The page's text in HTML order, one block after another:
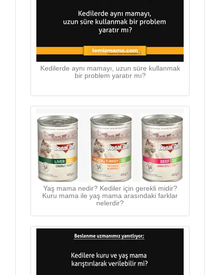
Kedilerde aynı mamayı, uzun süre kullanmak
bir problem yaratır mı?
Yaş mama nedir? Kediler için gerekli midir?
Kuru mama ile yaş mama arasındaki farklar
nelerdir?